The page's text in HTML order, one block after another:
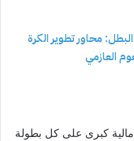
محاور تطوير الكرة
العازمي
كبرى على كل بطولة